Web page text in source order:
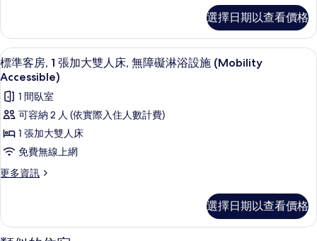
人
床
的
所
有
相
片
客
房,
2
張
人
床
詳
情
選擇日期以查看價格
顯
示
標
準
客
房,
1
張
大
客房內保險箱、書桌、遮光布/窗簾、
4
標準客房, 1 張加大雙人床, 無障礙淋浴設施 (Mobility
Accessible)
1 間臥室
可容納 2 人 (依實際入住人數計費)
1 張加大雙人床
免費無線上網
更多資訊
更
客
房,
選擇日期以查看價格